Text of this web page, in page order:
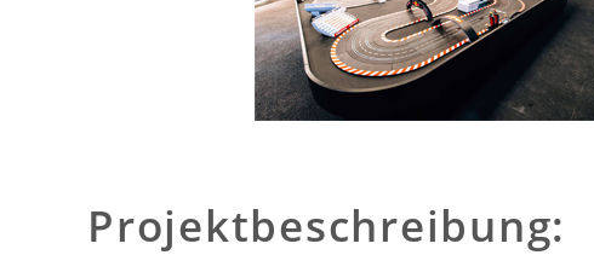
Projektbeschreibung: